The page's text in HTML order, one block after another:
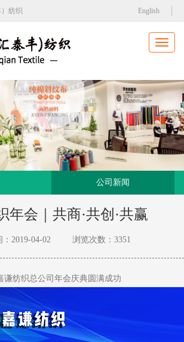
纺织 English
Toggle
公司新闻
年会｜共商·共创·共赢
：2019-04-02 浏览次数： 3351
谦纺织总公司年会庆典圆满成功